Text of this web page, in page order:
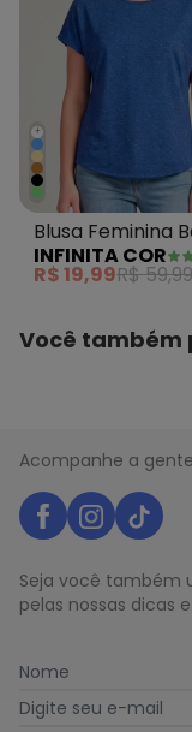
+
Blusa Feminina
Manga Curta
INFINITA COR
R$ 19,99R$ 59,99
Você também
Acompanhe a gente
Seja você também
pelas nossas dicas
Nome
Digite seu e-mail